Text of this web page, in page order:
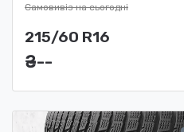
Самовивіз на сьогодні
215/60 R16
₴ ---